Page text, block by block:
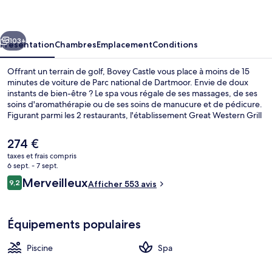
Suivant
103+
PrésentationChambresEmplacementConditions
Offrant un terrain de golf, Bovey Castle vous place à moins de 15
minutes de voiture de Parc national de Dartmoor. Envie de doux
instants de bien-être ? Le spa vous régale de ses massages, de ses
soins d'aromathérapie ou de ses soins de manucure et de pédicure.
Figurant parmi les 2 restaurants, l'établissement Great Western Grill
des spécialités Cuisine méditerranéenne. Cet hôtel de luxe abrite en
outre une piscine couverte, un bar / salon et une salle de fitness. Les
autres voyageurs adorent le personnel attentionné.
Le
prix
actuel
est
de
274 €
taxes et frais compris
6 sept. - 7 sept.
Avis
voyageurs
9,29,2 sur 10
MerveilleuxAfficher 553 avis
Équipements populaires
Piscine
Spa